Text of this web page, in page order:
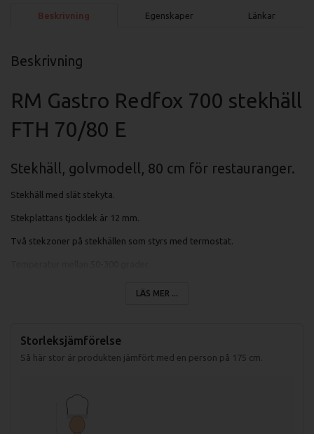
Beskrivning Egenskaper Länkar
Beskrivning
RM Gastro Redfox 700 stekhäll
FTH 70/80 E
Stekhäll, golvmodell, 80 cm för restauranger.
Stekhäll med slät stekyta.
Stekplattans tjocklek är 12 mm.
Två stekzoner på stekhällen som styrs med termostat.
Stor spillåda för fett och matrester.
Stekytans yta är 80x51 cm.
Mått (LxBxH): 800x700x900 mm
LÄS MER ...
Storleksjämförelse
Så här stor är produkten jämfört med en person på 175 cm.